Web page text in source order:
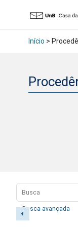
Início >
Lista de
Controle
Busca avançada